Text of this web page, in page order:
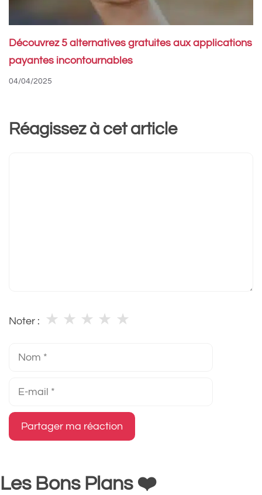
Découvrez 5 alternatives gratuites aux applications
payantes incontournables
04/04/2025
Réagissez à cet article
Noter : ★
★
★
★
★
Les Bons Plans ❤️